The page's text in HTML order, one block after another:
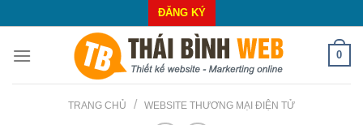
to
content
ĐĂNG KÝ
0
TRANG CHỦ / WEBSITE THƯƠNG MẠI ĐIỆN TỬ